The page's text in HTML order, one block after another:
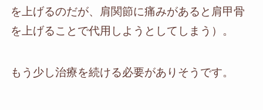
を上げるのだが、肩関節に痛みがあると肩甲骨
を上げることで代用しようとしてしまう）。
もう少し治療を続ける必要がありそうです。